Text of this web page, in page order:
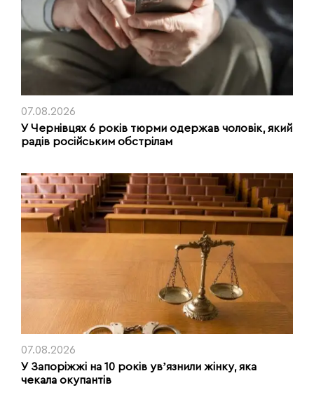
07.08.2026
У Чернівцях 6 років тюрми одержав чоловік, який
радів російським обстрілам
07.08.2026
У Запоріжжі на 10 років увʼязнили жінку, яка
чекала окупантів